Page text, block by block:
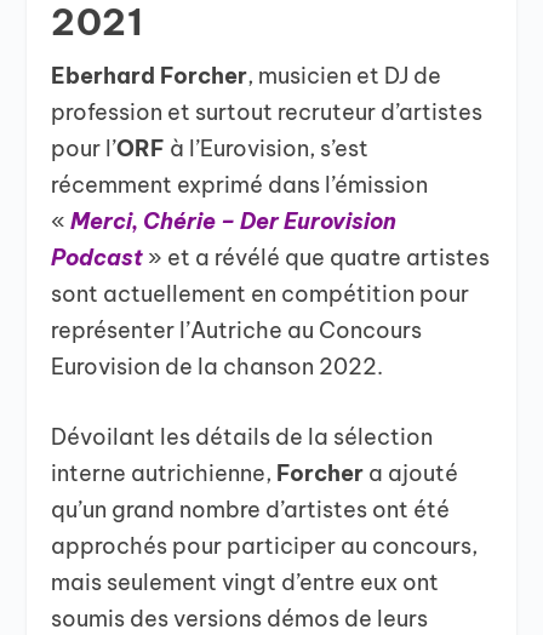
2021
Eberhard Forcher, musicien et DJ de
profession et surtout recruteur d’artistes
pour l’ORF à l’Eurovision, s’est
récemment exprimé dans l’émission
«Merci, Chérie – Der Eurovision
Podcast » et a révélé que quatre artistes
sont actuellement en compétition pour
représenter l’Autriche au Concours
Eurovision de la chanson 2022.
Dévoilant les détails de la sélection
interne autrichienne, Forcher a ajouté
qu’un grand nombre d’artistes ont été
approchés pour participer au concours,
mais seulement vingt d’entre eux ont
soumis des versions démos de leurs